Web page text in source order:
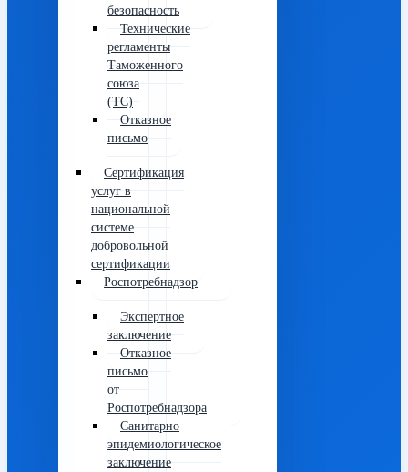
безопасность
Технические
регламенты
Таможенного
союза
(ТС)
Отказное
письмо
Сертификация
услуг в
национальной
системе
добровольной
сертификации
Роспотребнадзор
Экспертное
заключение
Отказное
письмо
от
Роспотребнадзора
Санитарно
эпидемиологическое
заключение